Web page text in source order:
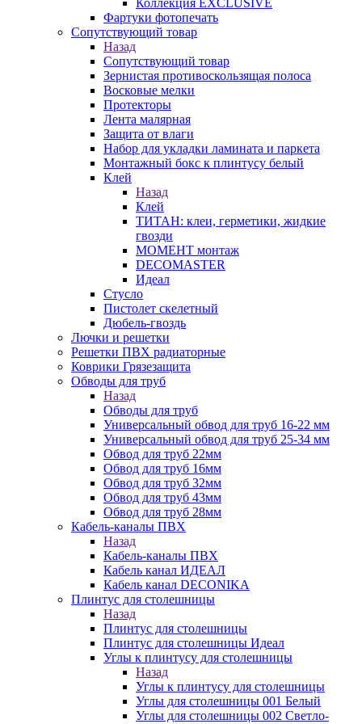
Коллекция EXCLUSIVE
Фартуки фотопечать
Сопутствующий товар
Назад
Сопутствующий товар
Зернистая противоскользящая полоса
Восковые мелки
Протекторы
Лента малярная
Защита от влаги
Набор для укладки ламината и паркета
Монтажный бокс к плинтусу белый
Клей
Назад
Клей
ТИТАН: клеи, герметики, жидкие
гвозди
МОМЕНТ монтаж
DECOMASTER
Идеал
Стусло
Пистолет скелетный
Дюбель-гвоздь
Лючки и решетки
Решетки ПВХ радиаторные
Коврики Грязезащита
Обводы для труб
Назад
Обводы для труб
Универсальный обвод для труб 16-22 мм
Универсальный обвод для труб 25-34 мм
Обвод для труб 22мм
Обвод для труб 16мм
Обвод для труб 32мм
Обвод для труб 43мм
Обвод для труб 28мм
Кабель-каналы ПВХ
Назад
Кабель-каналы ПВХ
Кабель канал ИДЕАЛ
Кабель канал DECONIKA
Плинтус для столешницы
Назад
Плинтус для столешницы
Плинтус для столешницы Идеал
Углы к плинтусу для столешницы
Назад
Углы к плинтусу для столешницы
Углы для столешницы 001 Белый
Углы для столешницы 002 Светло-